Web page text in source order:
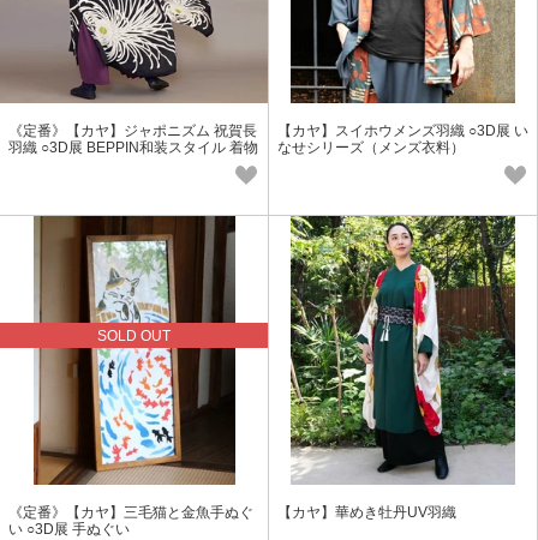
《定番》【カヤ】ジャポニズム 祝賀長
羽織 ○3D展 BEPPIN和装スタイル 着物
【カヤ】スイホウメンズ羽織 ○3D展 い
なせシリーズ（メンズ衣料）
SOLD OUT
《定番》【カヤ】三毛猫と金魚手ぬぐ
い ○3D展 手ぬぐい
【カヤ】華めき牡丹UV羽織